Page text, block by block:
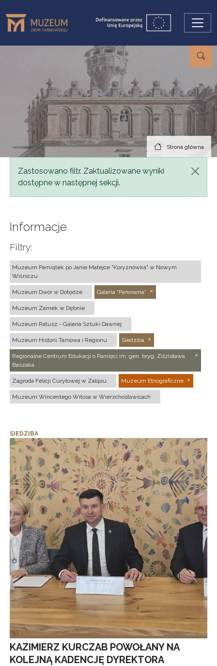
Strona główna
Komunikat
Zastosowano filtr. Zaktualizowane wyniki
dostępne w następnej sekcji.
Informacje
Filtry:
Muzeum Pamiątek po Janie Matejce "Koryznówka" w Nowym
Wiśniczu
Muzeum Dwór w Dołędze Galeria "Panorama"
Muzeum Zamek w Dębnie
Muzeum Ratusz - Galeria Sztuki Dawnej
Muzeum Historii Tarnowa i Regionu Siedziba
Regionalne Centrum Edukacji o Pamięci im. gen. bryg. Zdzisława
Baszaka
Zagroda Felicji Curyłowej w Zalipiu Muzeum Etnograficzne
Muzeum Wincentego Witosa w Wierzchosławicach
SIEDZIBA
KAZIMIERZ KURCZAB POWOŁANY NA
KOLEJNĄ KADENCJĘ DYREKTORA